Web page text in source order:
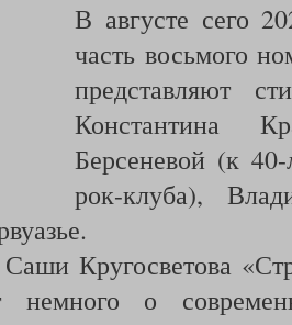
В августе сего
часть восьмого
представляют
Константина
Берсеневой (к
рок-клуба),
Кругосветова
немного о